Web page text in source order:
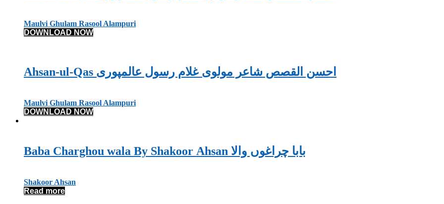
Maulvi Ghulam Rasool Alampuri
DOWNLOAD NOW
Ahsan-ul-Qas احسن القصص شاعر مولوی غلام رسول عالمپوری
Maulvi Ghulam Rasool Alampuri
DOWNLOAD NOW
Baba Charghou wala By Shakoor Ahsan بابا چراغوں والا
Shakoor Ahsan
Read more